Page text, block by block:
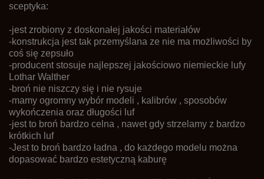
sceptyka:
-jest zrobiony z doskonałej jakości materiałów
-konstrukcja jest tak przemyślana ze nie ma możliwości by
coś się zepsuło
-producent stosuje najlepszej jakościowo niemieckie lufy
Lothar Walther
-broń nie niszczy się i nie rysuje
-mamy ogromny wybór modeli , kalibrów , sposobów
wykończenia oraz długości luf
-jest to broń bardzo celna , nawet gdy strzelamy z bardzo
krótkich luf
-Jest to broń bardzo ładna , do każdego modelu można
dopasować bardzo estetyczną kaburę